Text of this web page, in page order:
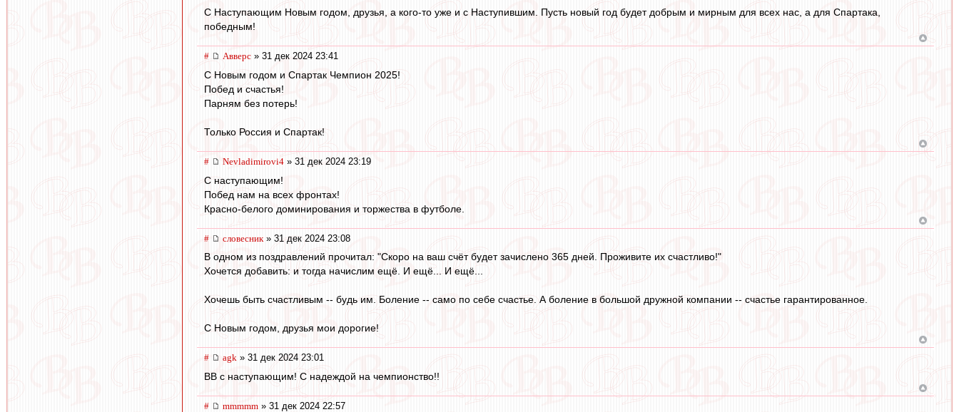
С Наступающим Новым годом, друзья, а кого-то уже и с Наступившим. Пусть новый год будет добрым и мирным для всех нас, а для Спартака,
победным!
# Авверс » 31 дек 2024 23:41
С Новым годом и Спартак Чемпион 2025!
Побед и счастья!
Парням без потерь!
Только Россия и Спартак!
# Nevladimirovi4 » 31 дек 2024 23:19
С наступающим!
Побед нам на всех фронтах!
Красно-белого доминирования и торжества в футболе.
# словесник » 31 дек 2024 23:08
В одном из поздравлений прочитал: "Скоро на ваш счёт будет зачислено 365 дней. Проживите их счастливо!"
Хочется добавить: и тогда начислим ещё. И ещё... И ещё...
Хочешь быть счастливым -- будь им. Боление -- само по себе счастье. А боление в большой дружной компании -- счастье гарантированное.
С Новым годом, друзья мои дорогие!
# agk » 31 дек 2024 23:01
ВВ с наступающим! С надеждой на чемпионство!!
# mmmmm » 31 дек 2024 22:57